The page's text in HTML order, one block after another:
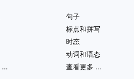
...
句子
标点和拼写
时态
动词和语态
查看更多 ...